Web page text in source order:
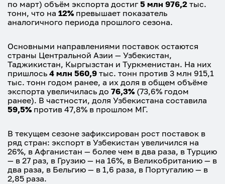
по март) объём экспорта достиг 5 млн 976,2 тыс.
тонн, что на 12% превышает показатель
аналогичного периода прошлого сезона.
Основными направлениями поставок остаются
страны Центральной Азии — Узбекистан,
Таджикистан, Кыргызстан и Туркменистан. На них
пришлось 4 млн 560,9 тыс. тонн против 3 млн 915,1
тыс. тонн годом ранее, а их доля в общем объёме
экспорта увеличилась до 76,3% (73,6% годом
ранее). В частности, доля Узбекистана составила
59,5% против 47,8% в прошлом МГ.
В текущем сезоне зафиксирован рост поставок в
ряд стран: экспорт в Узбекистан увеличился на
26%, в Афганистан — более чем в два раза, в Турцию
— в 27 раз, в Грузию — на 16%, в Великобританию — в
два раза, в Бельгию — в 1,6 раза, в Португалию — в
2,85 раза.